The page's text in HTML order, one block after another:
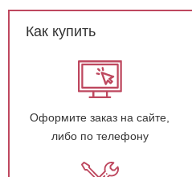
Как купить
Оформите заказ на сайте,
либо по телефону